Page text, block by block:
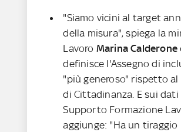
"Siamo vicini al target
della misura", spiega la
Lavoro Marina Calderone
definisce l'Assegno di
"più generoso" rispetto al
di Cittadinanza. E sui dati
Supporto Formazione
aggiunge: "Ha un tiraggio